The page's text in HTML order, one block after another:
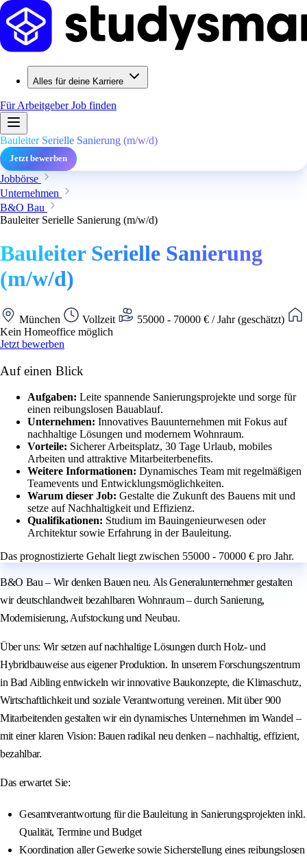
Alles für deine Karriere
Für ArbeitgeberJob finden
Bauleiter Serielle Sanierung (m/w/d)
Jetzt bewerben
Jobbörse
Unternehmen
B&O Bau
Bauleiter Serielle Sanierung (m/w/d)
Bauleiter Serielle Sanierung
(m/w/d)
München Vollzeit
55000 - 70000 € / Jahr (geschätzt)
Kein Homeoffice möglich
Jetzt bewerben
Auf einen Blick
Aufgaben: Leite spannende Sanierungsprojekte und sorge für
einen reibungslosen Bauablauf.
Unternehmen: Innovatives Bauunternehmen mit Fokus auf
nachhaltige Lösungen und modernem Wohnraum.
Vorteile: Sicherer Arbeitsplatz, 30 Tage Urlaub, mobiles
Arbeiten und attraktive Mitarbeiterbenefits.
Weitere Informationen: Dynamisches Team mit regelmäßigen
Teamevents und Entwicklungsmöglichkeiten.
Warum dieser Job: Gestalte die Zukunft des Bauens mit und
setze auf Nachhaltigkeit und Effizienz.
Qualifikationen: Studium im Bauingenieurwesen oder
Architektur sowie Erfahrung in der Bauleitung.
Das prognostizierte Gehalt liegt zwischen 55000 - 70000 € pro Jahr.
B&O Bau – Wir denken Bauen neu. Als Generalunternehmer gestalten
wir deutschlandweit bezahlbaren Wohnraum – durch Sanierung,
Modernisierung, Aufstockung und Neubau.
Über uns: Wir setzen auf nachhaltige Lösungen durch Holz- und
Hybridbauweise aus eigener Produktion. In unserem Forschungszentrum
in Bad Aibling entwickeln wir innovative Baukonzepte, die Klimaschutz,
Wirtschaftlichkeit und soziale Verantwortung vereinen. Mit über 900
Mitarbeitenden gestalten wir ein dynamisches Unternehmen im Wandel –
mit einer klaren Vision: Bauen radikal neu denken – nachhaltig, effizient,
bezahlbar.
Das erwartet Sie:
Gesamtverantwortung für die Bauleitung in Sanierungsprojekten inkl.
Qualität, Termine und Budget
Koordination aller Gewerke sowie Sicherstellung eines reibungslosen